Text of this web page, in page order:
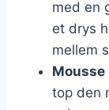
med en
et drys
mellem
top den